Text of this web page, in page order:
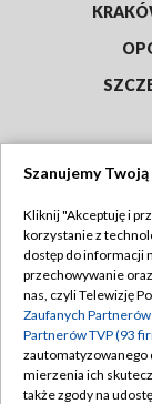
Abonament
Emisja w TVP
Centrum
Naziemna
Szanujemy
Kliknij "Akceptuję i
korzystanie z
dostęp do informacji
przechowywanie
nas, czyli Telewizję
Zaufanych
Partnerów TVP (93
zautomatyzowanego
mierzenia ich
także zgody na